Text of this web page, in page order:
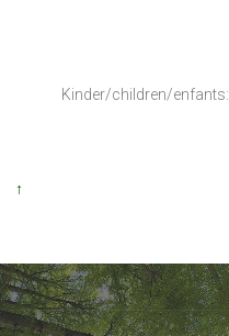
Kinder/children/enfants:
↑